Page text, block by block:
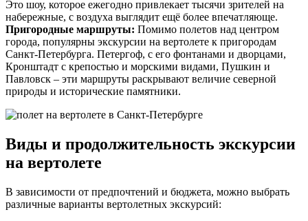
Это шоу, которое ежегодно привлекает тысячи зрителей на
набережные, с воздуха выглядит ещё более впечатляюще.
Пригородные маршруты: Помимо полетов над центром
города, популярны экскурсии на вертолете к пригородам
Санкт-Петербурга. Петергоф, с его фонтанами и дворцами,
Кронштадт с крепостью и морскими видами, Пушкин и
Павловск – эти маршруты раскрывают величие северной
природы и исторические памятники.
Виды и продолжительность экскурсии
на вертолете
В зависимости от предпочтений и бюджета, можно выбрать
различные варианты вертолетных экскурсий: